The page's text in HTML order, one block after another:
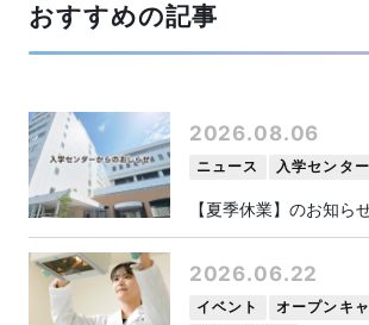
おすすめの記事
2026.08.06
ニュース 入学センター
【夏季休業】のお知ら
2026.06.22
イベント
オープンキ